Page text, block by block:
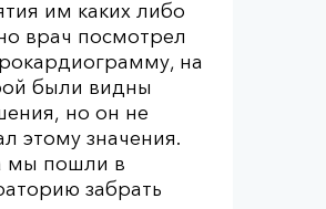
им каких либо
врач посмотрел
на
были видны
но он не
этому значения.
мы пошли в
забрать